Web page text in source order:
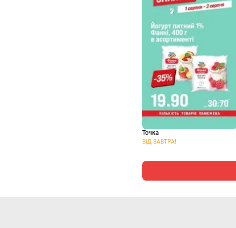
Точка
ВІД ЗАВТРА!